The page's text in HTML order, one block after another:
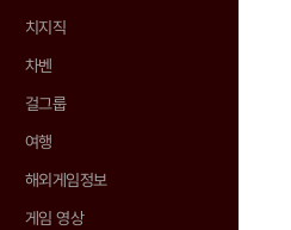
치지직
차벤
걸그룹
여행
해외게임정보
게임 영상